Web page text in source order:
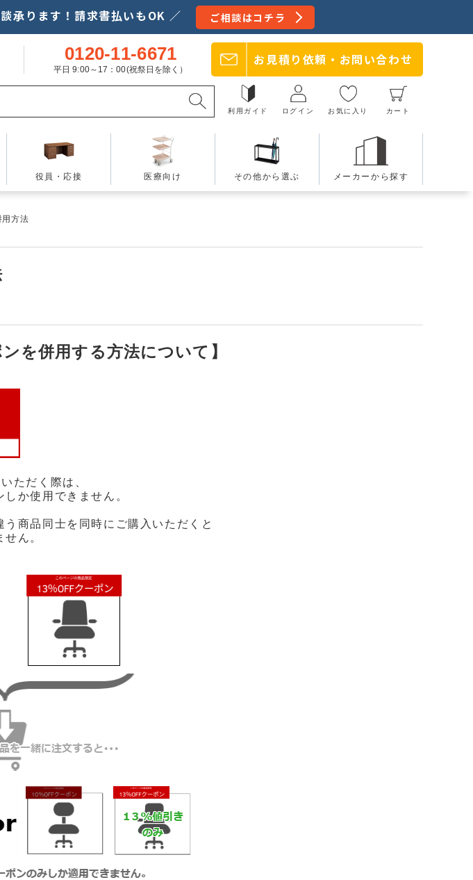
承ります！請求書払いもOK ／ ご相談はコチラ
0120-11-6671
平日 9:00～17：00(祝祭日を除く）
お見積り依頼・ お問い合わせ
利用ガイド ログイン お気に入り カート
役員・応接 医療向け その他から選ぶ メーカーから探す
用方法
を併用する方法について】
ただく際は、
か使用できません。
商品同士を同時にご購入いただくと
ん。